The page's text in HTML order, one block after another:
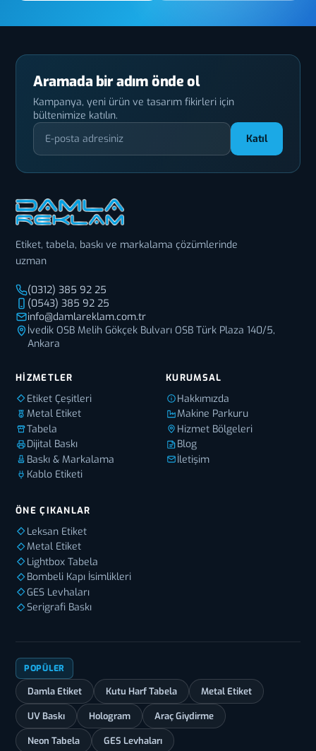
Aramada bir adım önde ol
Kampanya, yeni ürün ve tasarım fikirleri için
bültenimize katılın.
Katıl
Etiket, tabela, baskı ve markalama çözümlerinde
uzman
(0312) 385 92 25
(0543) 385 92 25
info@damlareklam.com.tr
İvedik OSB Melih Gökçek Bulvarı OSB Türk Plaza 140/5,
Ankara
HIZMETLER
Etiket Çeşitleri
Metal Etiket
Tabela
Dijital Baskı
Baskı & Markalama
Kablo Etiketi
KURUMSAL
Hakkımızda
Makine Parkuru
Hizmet Bölgeleri
Blog
İletişim
ÖNE ÇIKANLAR
Leksan Etiket
Metal Etiket
Lightbox Tabela
Bombeli Kapı İsimlikleri
GES Levhaları
Serigrafi Baskı
POPÜLER
Damla Etiket Kutu Harf Tabela Metal Etiket
UV Baskı Hologram Araç Giydirme
Neon Tabela GES Levhaları